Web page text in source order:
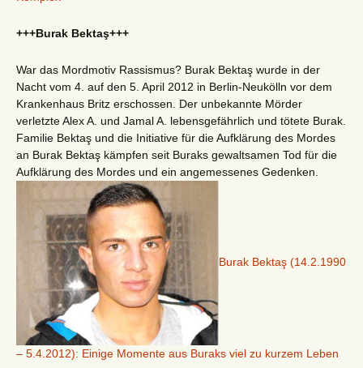
+++Burak Bektaş+++
War das Mordmotiv Rassismus? Burak Bektaş wurde in der
Nacht vom 4. auf den 5. April 2012 in Berlin-Neukölln vor dem
Krankenhaus Britz erschossen. Der unbekannte Mörder
verletzte Alex A. und Jamal A. lebensgefährlich und tötete Burak.
Familie Bektaş und die Initiative für die Aufklärung des Mordes
an Burak Bektaş kämpfen seit Buraks gewaltsamen Tod für die
Aufklärung des Mordes und ein angemessenes Gedenken.
Burak Bektaş (14.2.1990
– 5.4.2012): Einige Momente aus Buraks viel zu kurzem Leben